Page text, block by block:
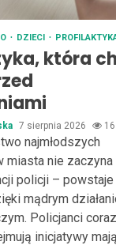
DZIECI
która
7 sierpnia 2026 16
najmłodszych
miasta nie zaczyna
policji – powstaje
mądrym
Policjanci coraz
inicjatywy